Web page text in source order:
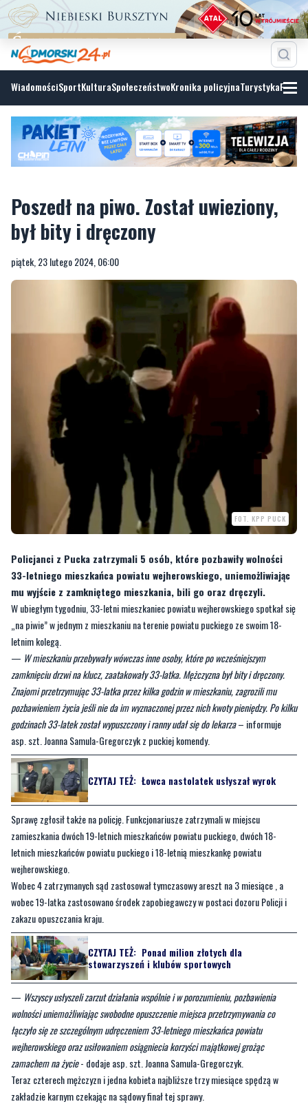
WiadomościSportKulturaSpołeczeństwoKronika policyjnaTurystyka
Poszedł na piwo. Został uwieziony,
piątek, 23 lutego 2024, 06:00
Policjanci z Pucka zatrzymali 5 osób, które pozbawiły wolności
33-letniego mieszkańca powiatu wejherowskiego, uniemożliwiając
W ubiegłym tygodniu, 33-letni mieszkaniec powiatu wejherowskiego spotkał się
„na piwie” w jednym z mieszkaniu na terenie powiatu puckiego ze swoim 18-
letnim kolegą.
—W mieszkaniu przebywały wówczas inne osoby, które po wcześniejszym
zamknięciu drzwi na klucz, zaatakowały 33-latka. Mężczyzna był bity i dręczony.
Znajomi przetrzymując 33-latka przez kilka godzin w mieszkaniu, zagrozili mu
pozbawieniem życia jeśli nie da im wyznaczonej przez nich kwoty pieniędzy. Po kilku
godzinach 33-latek został wypuszczony i ranny udał się do lekarza– informuje
asp. szt. Joanna Samula-Gregorczyk z puckiej komendy.
CZYTAJ TEŻ:Łowca nastolatek usłyszał wyrok
Sprawę zgłosił także na policję. Funkcjonariusze zatrzymali w miejscu
zamieszkania dwóch 19-letnich mieszkańców powiatu puckiego, dwóch 18-
letnich mieszkańców powiatu puckiego i 18-letnią mieszkankę powiatu
wejherowskiego.
Wobec 4 zatrzymanych sąd zastosował tymczasowy areszt na 3 miesiące , a
wobec 19-latka zastosowano środek zapobiegawczy w postaci dozoru Policji i
zakazu opuszczania kraju.
CZYTAJ TEŻ: Ponad milion złotych dla
stowarzyszeń i klubów sportowych
—Wszyscy usłyszeli zarzut działania wspólnie i w porozumieniu, pozbawienia
wolności uniemożliwiając swobodne opuszczenie miejsca przetrzymywania co
łączyło się ze szczególnym udręczeniem 33-letniego mieszkańca powiatu
wejherowskiego oraz usiłowaniem osiągniecia korzyści majątkowej grożąc
zamachem na życie- dodaje asp. szt. Joanna Samula-Gregorczyk.
Teraz czterech mężczyzn i jedna kobieta najbliższe trzy miesiące spędzą w
zakładzie karnym czekając na sądowy finał tej sprawy.
Byliście świadkami zdarzenia w naszym regionie? Czekamy na
Wasze sygnały i informacje. Można kontaktować się z naszą
redakcją za pośrednictwemstrony facebookowej